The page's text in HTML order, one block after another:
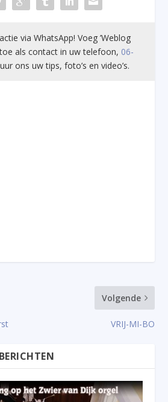
via WhatsApp! Voeg ’Weblog
als contact in uw telefoon, 06-
ons uw tips, foto’s en video’s.
Volgende
VRIJ-MI-BO